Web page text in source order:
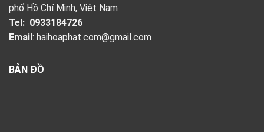
phố Hồ Chí Minh, Việt Nam
Tel: 0933184726
Email : haihoaphat.com@gmail.com
BẢN ĐỒ